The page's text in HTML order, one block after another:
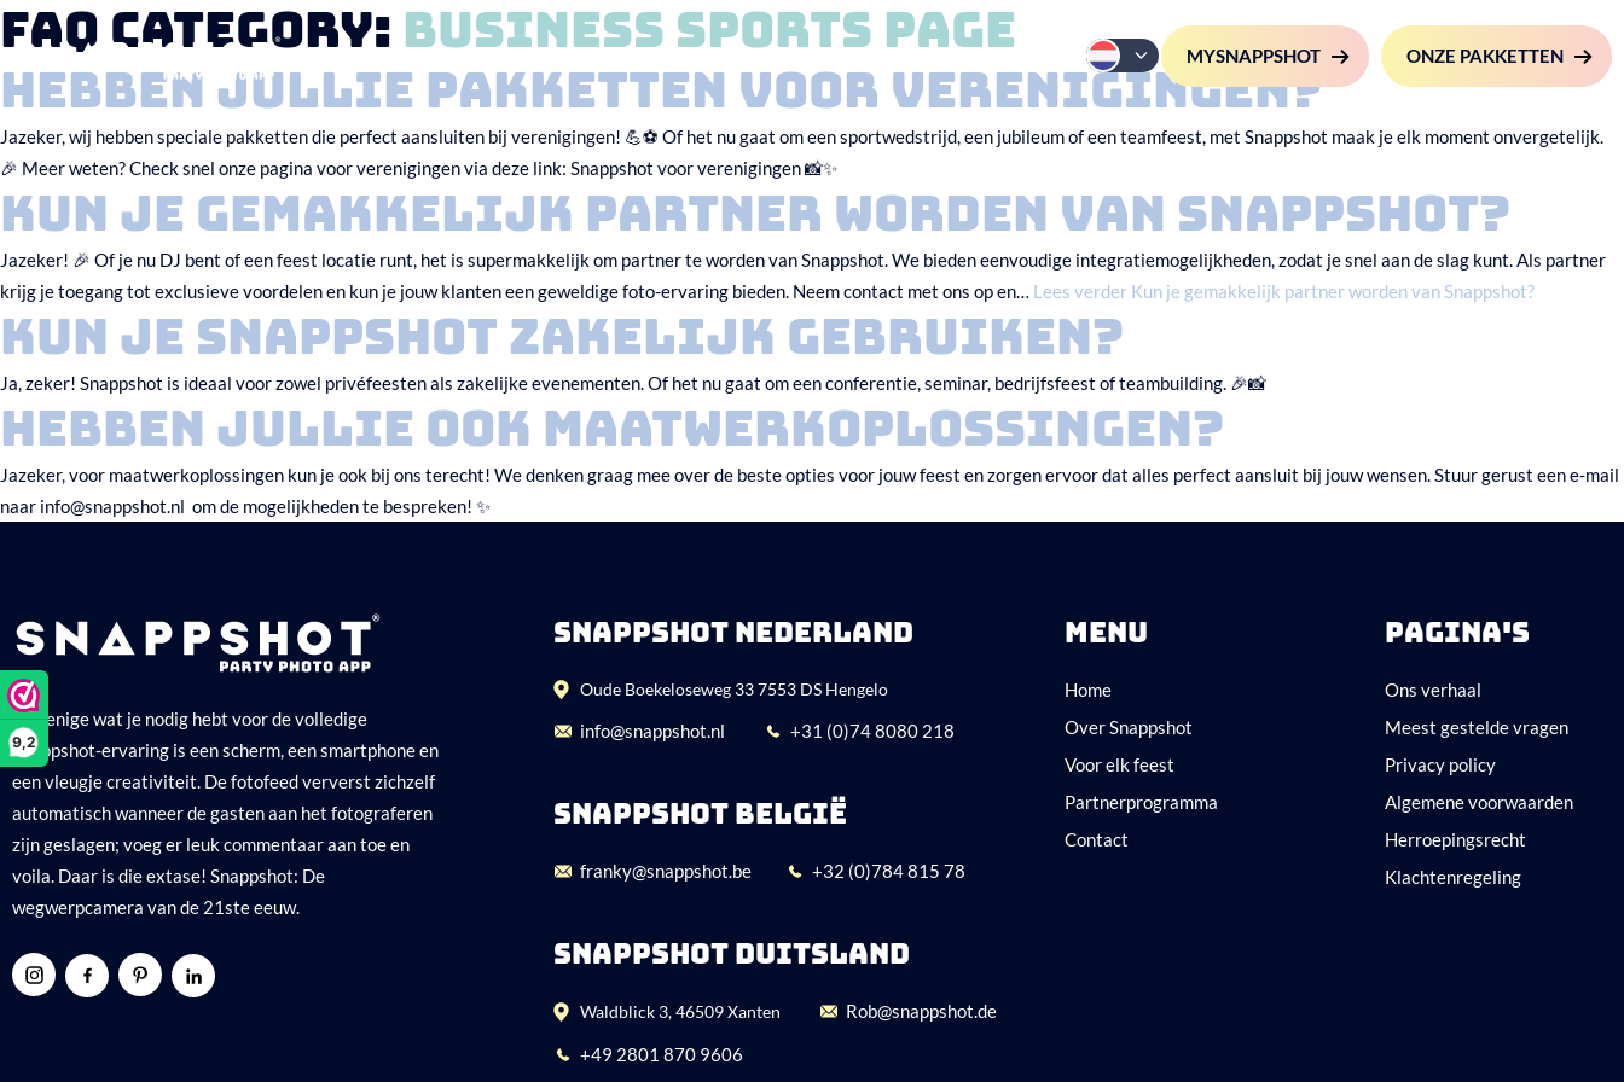
9,2
MYSNAPPSHOT ONZE PAKKETTEN
FAQ Category: Business Sports Page
Hebben jullie pakketten voor verenigingen?
Jazeker, wij hebben speciale pakketten die perfect aansluiten bij verenigingen! 💪⚽ Of het nu gaat om een sportwedstrijd, een jubileum of een teamfeest, met Snappshot maak je elk moment onvergetelijk.
🎉 Meer weten? Check snel onze pagina voor verenigingen via deze link: Snappshot voor verenigingen 📸✨
Kun je gemakkelijk partner worden van Snappshot?
Jazeker! 🎉 Of je nu DJ bent of een feest locatie runt, het is supermakkelijk om partner te worden van Snappshot. We bieden eenvoudige integratiemogelijkheden, zodat je snel aan de slag kunt. Als partner
krijg je toegang tot exclusieve voordelen en kun je jouw klanten een geweldige foto-ervaring bieden. Neem contact met ons op en… Lees verder Kun je gemakkelijk partner worden van Snappshot?
Kun je Snappshot zakelijk gebruiken?
Ja, zeker! Snappshot is ideaal voor zowel privéfeesten als zakelijke evenementen. Of het nu gaat om een conferentie, seminar, bedrijfsfeest of teambuilding. 🎉📸
Hebben jullie ook Maatwerkoplossingen?
Jazeker, voor maatwerkoplossingen kun je ook bij ons terecht! We denken graag mee over de beste opties voor jouw feest en zorgen ervoor dat alles perfect aansluit bij jouw wensen. Stuur gerust een e-mail
naar info@snappshot.nl om de mogelijkheden te bespreken! ✨
Het enige wat je nodig hebt voor de volledige
Snappshot-ervaring is een scherm, een smartphone en
een vleugje creativiteit. De fotofeed ververst zichzelf
automatisch wanneer de gasten aan het fotograferen
zijn geslagen; voeg er leuk commentaar aan toe en
voila. Daar is die extase! Snappshot: De
wegwerpcamera van de 21ste eeuw.
SNAPPSHOT NEDERLAND
Oude Boekeloseweg 33 7553 DS Hengelo
info@snappshot.nl +31 (0)74 8080 218
SNAPPSHOT BELGIË
franky@snappshot.be +32 (0)784 815 78
SNAPPSHOT DUITSLAND
Waldblick 3, 46509 Xanten
Rob@snappshot.de
+49 2801 870 9606
MENU
Home
Over Snappshot
Voor elk feest
Partnerprogramma
Contact
PAGINA'S
Ons verhaal
Meest gestelde vragen
Privacy policy
Algemene voorwaarden
Herroepingsrecht
Klachtenregeling